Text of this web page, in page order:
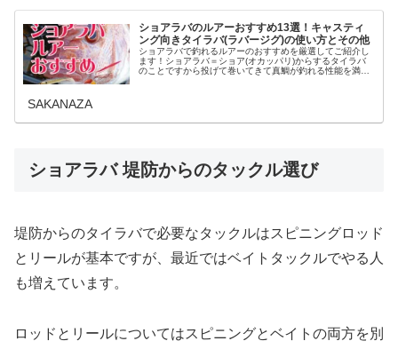
ショアラバのルアーおすすめ13選！キャスティ
ング向きタイラバ(ラバージグ)の使い方とその他
ショアラバで釣れるルアーのおすすめを厳選してご紹介し
ます！ショアラバ＝ショア(オカッパリ)からするタイラバ
のことですから投げて巻いてきて真鯛が釣れる性能を満た
SAKANAZA
ショアラバ 堤防からのタックル選び
堤防からのタイラバで必要なタックルはスピニングロッド
とリールが基本ですが、最近ではベイトタックルでやる人
も増えています。
ロッドとリールについてはスピニングとベイトの両方を別